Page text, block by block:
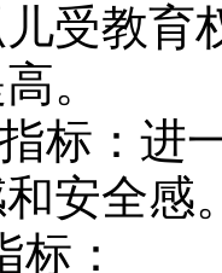
受教育
。
标：进
安全感
：